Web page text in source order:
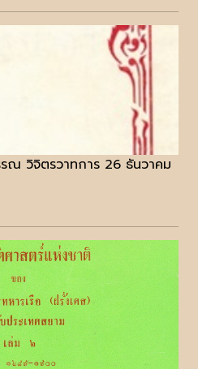
วิจิตรวาทการ 26 ธันวาคม